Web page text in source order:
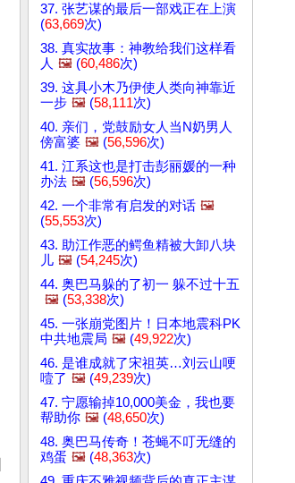
37. 张艺谋的最后一部戏正在上演
(63,669次)
38. 真实故事：神教给我们这样看
人 🖼️ (60,486次)
39. 这具小木乃伊使人类向神靠近
一步 🖼️ (58,111次)
40. 亲们，党鼓励女人当N奶男人
傍富婆 🖼️ (56,596次)
41. 江系这也是打击彭丽媛的一种
办法 🖼️ (56,596次)
42. 一个非常有启发的对话 🖼️
(55,553次)
43. 助江作恶的鳄鱼精被大卸八块
儿 🖼️ (54,245次)
44. 奥巴马躲的了初一 躲不过十五
🖼️ (53,338次)
45. 一张崩党图片！日本地震科PK
中共地震局 🖼️ (49,922次)
46. 是谁成就了宋祖英…刘云山哽
噎了 🖼️ (49,239次)
47. 宁愿输掉10,000美金，我也要
帮助你 🖼️ (48,650次)
48. 奥巴马传奇！苍蝇不叮无缝的
鸡蛋 🖼️ (48,363次)